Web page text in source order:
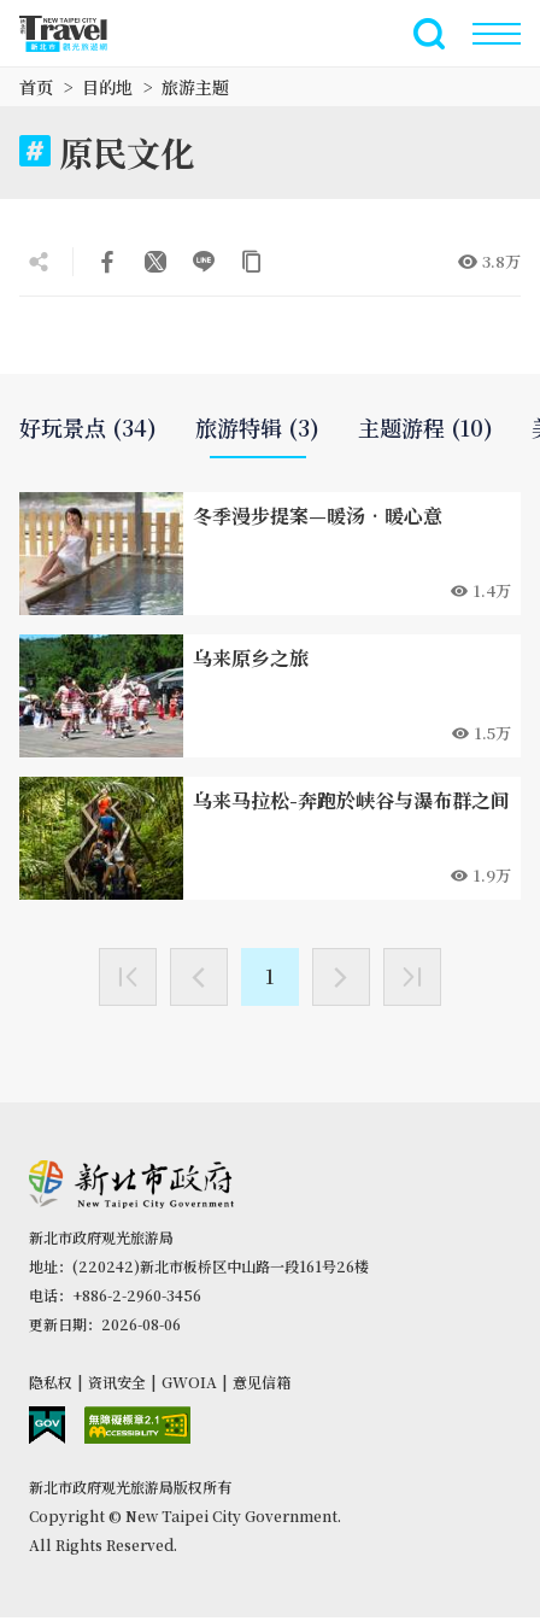
全文搜索
首页 目的地 旅游主题
原民文化
3.8万
好玩景点 (34) 旅游特辑 (3) 主题游程 (10)
冬季漫步提案—暖汤‧暖心意
1.4万
乌来原乡之旅
1.5万
乌来马拉松-奔跑於峡谷与瀑布群之间
1.9万
1
新北市政府观光旅游局
地址：(220242)新北市板桥区中山路一段161号26楼
电话：+886-2-2960-3456
更新日期：2026-08-06
隐私权 | 资讯安全 | GWOIA | 意见信箱
新北市政府观光旅游局版权所有
Copyright © New Taipei City Government.
All Rights Reserved.